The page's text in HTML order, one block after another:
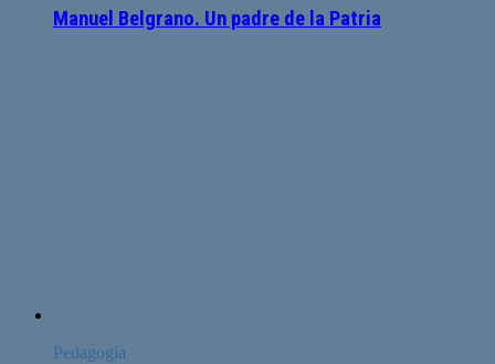
Manuel Belgrano. Un padre de la Patria
Pedagogía